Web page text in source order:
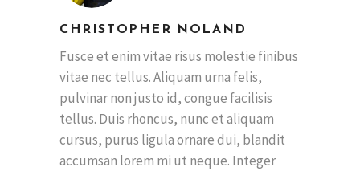
CHRISTOPHER NOLAND
Fusce et enim vitae risus molestie finibus
vitae nec tellus. Aliquam urna felis,
pulvinar non justo id, congue facilisis
tellus. Duis rhoncus, nunc et aliquam
cursus, purus ligula ornare dui, blandit
accumsan lorem mi ut neque. Integer